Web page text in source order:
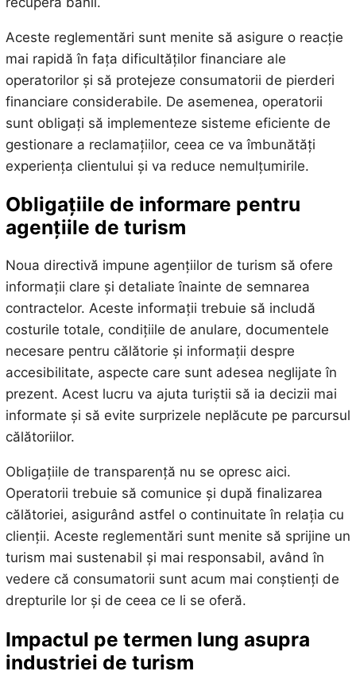
Aceste reglementări sunt menite să asigure o reacție
mai rapidă în fața dificultăților financiare ale
operatorilor și să protejeze consumatorii de pierderi
financiare considerabile. De asemenea, operatorii
sunt obligați să implementeze sisteme eficiente de
gestionare a reclamațiilor, ceea ce va îmbunătăți
experiența clientului și va reduce nemulțumirile.
Obligațiile de informare pentru
agențiile de turism
Noua directivă impune agențiilor de turism să ofere
informații clare și detaliate înainte de semnarea
contractelor. Aceste informații trebuie să includă
costurile totale, condițiile de anulare, documentele
necesare pentru călătorie și informații despre
accesibilitate, aspecte care sunt adesea neglijate în
prezent. Acest lucru va ajuta turiștii să ia decizii mai
informate și să evite surprizele neplăcute pe parcursul
călătoriilor.
Obligațiile de transparență nu se opresc aici.
Operatorii trebuie să comunice și după finalizarea
călătoriei, asigurând astfel o continuitate în relația cu
clienții. Aceste reglementări sunt menite să sprijine un
turism mai sustenabil și mai responsabil, având în
vedere că consumatorii sunt acum mai conștienți de
drepturile lor și de ceea ce li se oferă.
Impactul pe termen lung asupra
industriei de turism